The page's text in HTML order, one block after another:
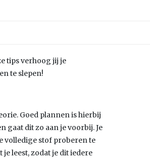
tips verhoog jij je
te slepen!
Goed plannen is hierbij
gaat dit zo aan je voorbij. Je
volledige stof proberen te
leest, zodat je dit iedere